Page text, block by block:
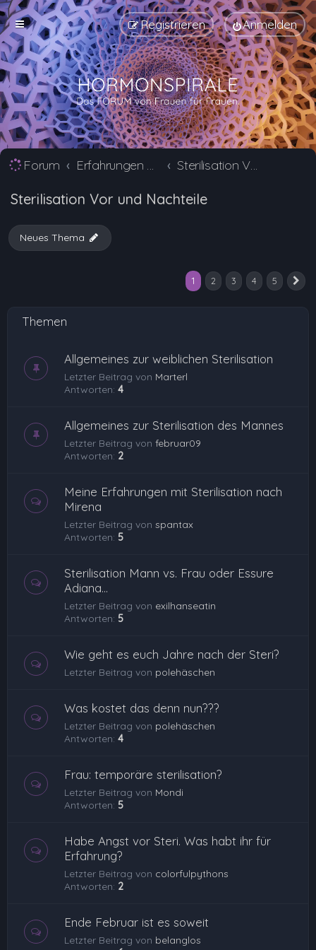
Anmelden
Registrieren
Forum Erfahrungen mit Verhütungsmittel Alternativen Sterilisation Vor und Nachteile
Sterilisation Vor und Nachteile
Neues Thema
1 2 3 4 5
Themen
Allgemeines zur weiblichen Sterilisation
Letzter Beitrag von Marterl
Antworten: 4
Allgemeines zur Sterilisation des Mannes
Letzter Beitrag von februar09
Antworten: 2
Meine Erfahrungen mit Sterilisation nach
Mirena
Letzter Beitrag von spantax
Antworten: 5
Sterilisation Mann vs. Frau oder Essure
Adiana...
Letzter Beitrag von exilhanseatin
Antworten: 5
Wie geht es euch Jahre nach der Steri?
Letzter Beitrag von polehäschen
Was kostet das denn nun???
Letzter Beitrag von polehäschen
Antworten: 4
Frau: temporäre sterilisation?
Letzter Beitrag von Mondi
Antworten: 5
Habe Angst vor Steri. Was habt ihr für
Erfahrung?
Letzter Beitrag von colorfulpythons
Antworten: 2
Ende Februar ist es soweit
Letzter Beitrag von belanglos